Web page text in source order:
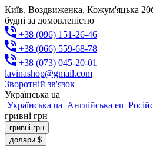
Київ, Воздвиженка, Кожум'яцька
будні за домовленістю
+38 (096) 151-26-46
+38 (066) 559-68-78
+38 (073) 045-20-01
lavinashop@gmail.com
Зворотній зв'язок
Українська ua
Українська ua Англійська en
гривні грн
гривні грн
долари $